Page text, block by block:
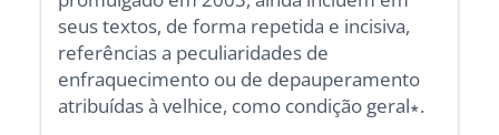
seus textos, de forma repetida e incisiva,
referências a peculiaridades de
enfraquecimento ou de depauperamento
atribuídas à velhice, como condição geral∗.